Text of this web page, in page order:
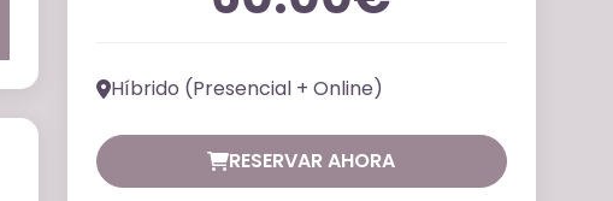
Híbrido (Presencial + Online)
RESERVAR AHORA